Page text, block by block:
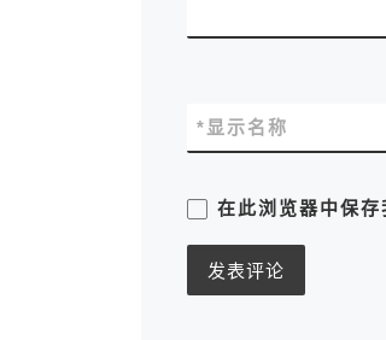
显示名称
*
在此浏览器中保存